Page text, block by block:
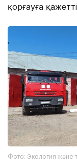
қорғауға
Фото: Экология және